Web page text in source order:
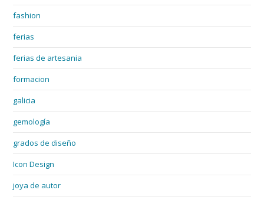
fashion
ferias
ferias de artesania
formacion
galicia
gemología
grados de diseño
Icon Design
joya de autor